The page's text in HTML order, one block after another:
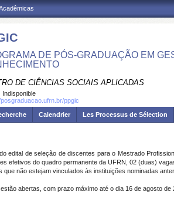
DE PÓS-GRADUAÇÃO EM
DE CIÊNCIAS SOCIAIS APLICADAS
Indisponible
ppgic
Calendrier Les Processus de Sélection
edital de seleção de discentes para o Mestrado
efetivos do quadro permanente da UFRN, 02 (duas)
não estejam vinculados às instituições nominadas
abertas, com prazo máximo até o dia 16 de agosto de